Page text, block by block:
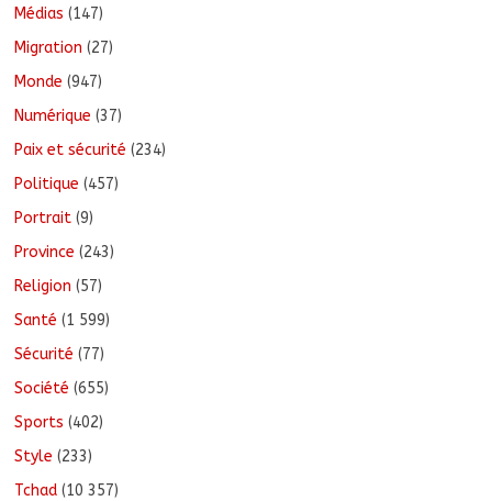
Médias (147)
Migration (27)
Monde (947)
Numérique (37)
Paix et sécurité (234)
Politique (457)
Portrait (9)
Province (243)
Religion (57)
Santé (1 599)
Sécurité (77)
Société (655)
Sports (402)
Style (233)
Tchad (10 357)